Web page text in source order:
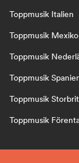
Toppmusik Italien
Toppmusik Mexiko
Toppmusik
Toppmusik
Toppmusik
Toppmusik